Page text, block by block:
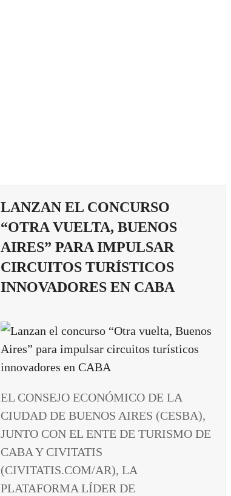
LANZAN EL CONCURSO
“OTRA VUELTA, BUENOS
AIRES” PARA IMPULSAR
CIRCUITOS TURÍSTICOS
INNOVADORES EN CABA
EL CONSEJO ECONÓMICO DE LA
CIUDAD DE BUENOS AIRES (CESBA),
JUNTO CON EL ENTE DE TURISMO DE
CABA Y CIVITATIS
(CIVITATIS.COM/AR), LA
PLATAFORMA LÍDER DE